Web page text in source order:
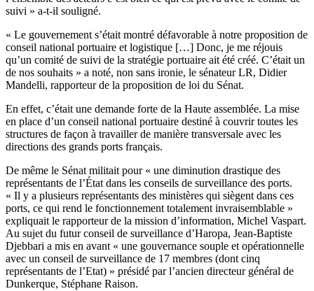
suivi » a-t-il souligné.
« Le gouvernement s’était montré défavorable à notre proposition de
conseil national portuaire et logistique […] Donc, je me réjouis
qu’un comité de suivi de la stratégie portuaire ait été créé. C’était un
de nos souhaits » a noté, non sans ironie, le sénateur LR, Didier
Mandelli, rapporteur de la proposition de loi du Sénat.
En effet, c’était une demande forte de la Haute assemblée. La mise
en place d’un conseil national portuaire destiné à couvrir toutes les
structures de façon à travailler de manière transversale avec les
directions des grands ports français.
De même le Sénat militait pour « une diminution drastique des
représentants de l’État dans les conseils de surveillance des ports.
« Il y a plusieurs représentants des ministères qui siègent dans ces
ports, ce qui rend le fonctionnement totalement invraisemblable »
expliquait le rapporteur de la mission d’information, Michel Vaspart.
Au sujet du futur conseil de surveillance d’Haropa, Jean-Baptiste
Djebbari a mis en avant « une gouvernance souple et opérationnelle
avec un conseil de surveillance de 17 membres (dont cinq
représentants de l’Etat) » présidé par l’ancien directeur général de
Dunkerque, Stéphane Raison.